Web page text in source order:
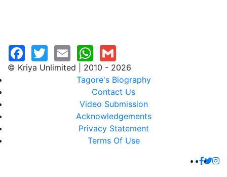
© Kriya Unlimited | 2010 - 2026
Tagore's Biography
Contact Us
Video Submission
Acknowledgements
Privacy Statement
Terms Of Use